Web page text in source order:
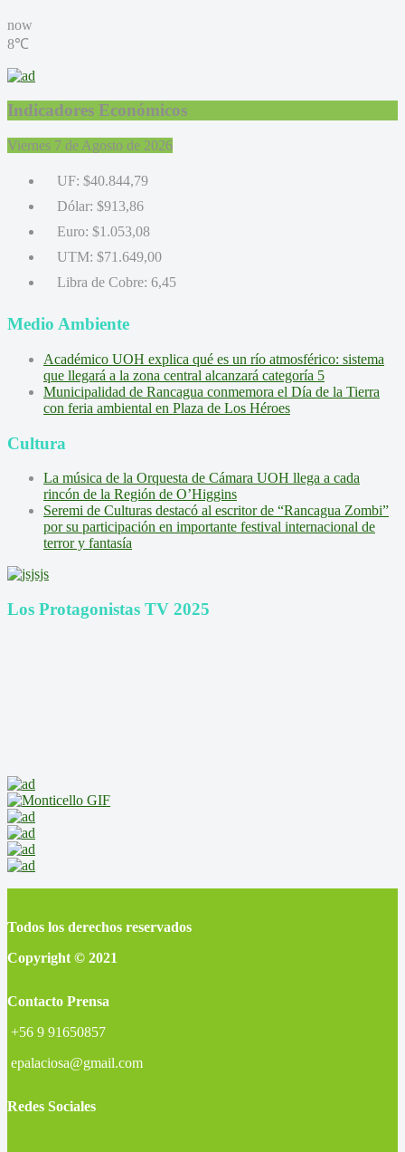
now
8℃
Indicadores Económicos
Viernes 7 de Agosto de 2026
UF: $40.844,79
Dólar: $913,86
Euro: $1.053,08
UTM: $71.649,00
Libra de Cobre: 6,45
Medio Ambiente
Académico UOH explica qué es un río atmosférico: sistema
que llegará a la zona central alcanzará categoría 5
Municipalidad de Rancagua conmemora el Día de la Tierra
con feria ambiental en Plaza de Los Héroes
Cultura
La música de la Orquesta de Cámara UOH llega a cada
rincón de la Región de O’Higgins
Seremi de Culturas destacó al escritor de “Rancagua Zombi”
por su participación en importante festival internacional de
terror y fantasía
Los Protagonistas TV 2025
Todos los derechos reservados
Copyright © 2021
Contacto Prensa
+56 9 91650857
epalaciosa@gmail.com
Redes Sociales